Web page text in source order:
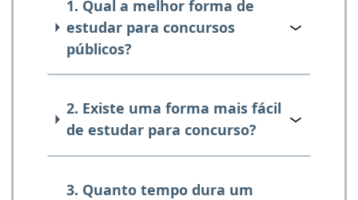
1. Qual a melhor forma de
estudar para concursos
públicos?
2. Existe uma forma mais fácil
de estudar para concurso?
3. Quanto tempo dura um